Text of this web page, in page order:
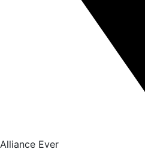
Alliance Ever